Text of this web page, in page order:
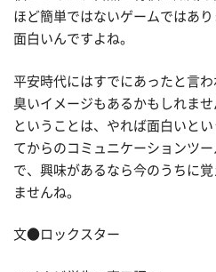
ほど簡単ではないゲームではあ
面白いんですよね。
平安時代にはすでにあったと言
臭いイメージもあるかもしれま
ということは、やれば面白いと
てからのコミュニケーションツ
で、興味があるなら今のうちに
ませんね。
文●ロックスター